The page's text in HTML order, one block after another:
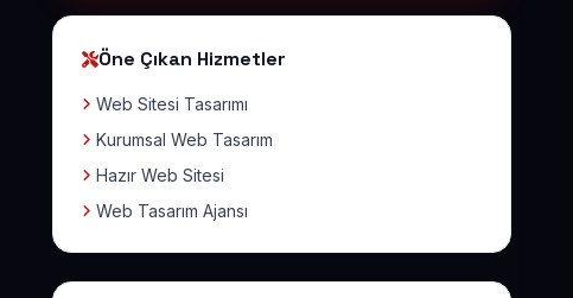
Öne Çıkan Hizmetler
Web Sitesi Tasarımı
Kurumsal Web Tasarım
Hazır Web Sitesi
Web Tasarım Ajansı